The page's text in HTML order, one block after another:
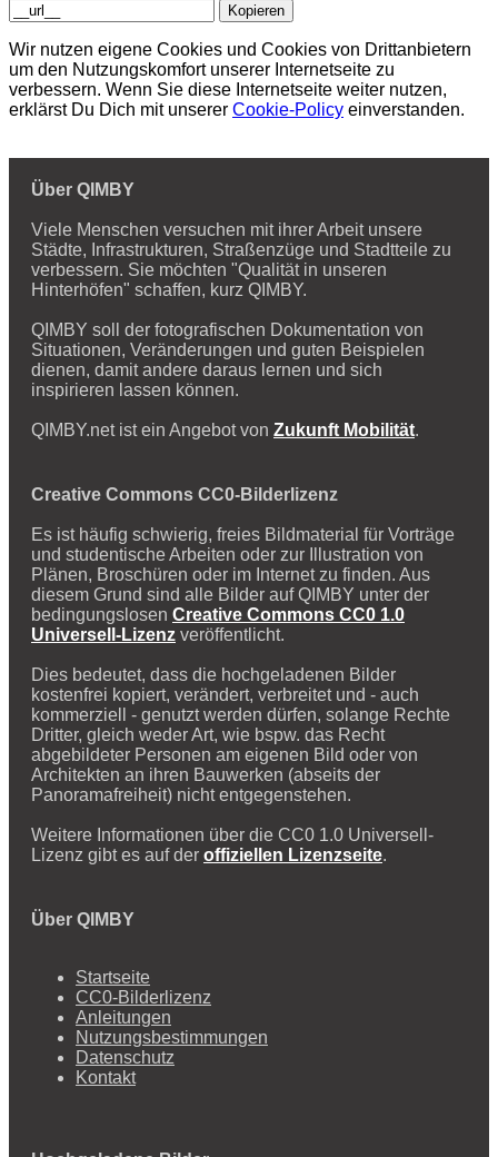
Kopieren
Wir nutzen eigene Cookies und Cookies von Drittanbietern
um den Nutzungskomfort unserer Internetseite zu
verbessern. Wenn Sie diese Internetseite weiter nutzen,
erklärst Du Dich mit unserer Cookie-Policy einverstanden.
Über QIMBY
Viele Menschen versuchen mit ihrer Arbeit unsere
Städte, Infrastrukturen, Straßenzüge und Stadtteile zu
verbessern. Sie möchten "Qualität in unseren
Hinterhöfen" schaffen, kurz QIMBY.
QIMBY soll der fotografischen Dokumentation von
Situationen, Veränderungen und guten Beispielen
dienen, damit andere daraus lernen und sich
inspirieren lassen können.
QIMBY.net ist ein Angebot von Zukunft Mobilität.
Creative Commons CC0-Bilderlizenz
Es ist häufig schwierig, freies Bildmaterial für Vorträge
und studentische Arbeiten oder zur Illustration von
Plänen, Broschüren oder im Internet zu finden. Aus
diesem Grund sind alle Bilder auf QIMBY unter der
bedingungslosen Creative Commons CC0 1.0
Universell-Lizenz veröffentlicht.
Dies bedeutet, dass die hochgeladenen Bilder
kostenfrei kopiert, verändert, verbreitet und - auch
kommerziell - genutzt werden dürfen, solange Rechte
Dritter, gleich weder Art, wie bspw. das Recht
abgebildeter Personen am eigenen Bild oder von
Architekten an ihren Bauwerken (abseits der
Panoramafreiheit) nicht entgegenstehen.
Weitere Informationen über die CC0 1.0 Universell-
Lizenz gibt es auf der offiziellen Lizenzseite.
Über QIMBY
Startseite
CC0-Bilderlizenz
Anleitungen
Nutzungsbestimmungen
Datenschutz
Kontakt